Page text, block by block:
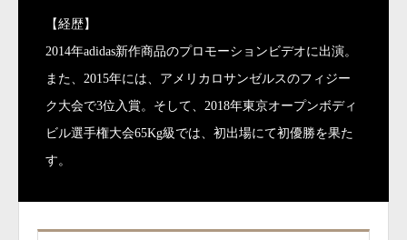
【経歴】
2014年adidas新作商品のプロモーションビデオに出演。
また、2015年には、アメリカロサンゼルスのフィジー
ク大会で3位入賞。そして、2018年東京オープンボディ
ビル選手権大会65Kg級では、初出場にて初優勝を果た
す。